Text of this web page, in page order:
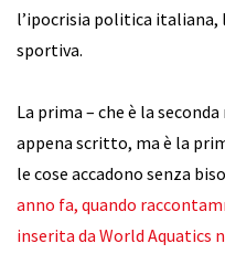
l’ipocrisia politica italiana,
sportiva.
La prima – che è la
appena scritto, ma è la
le cose accadono senza
anno fa, quando
inserita da World Aquatics